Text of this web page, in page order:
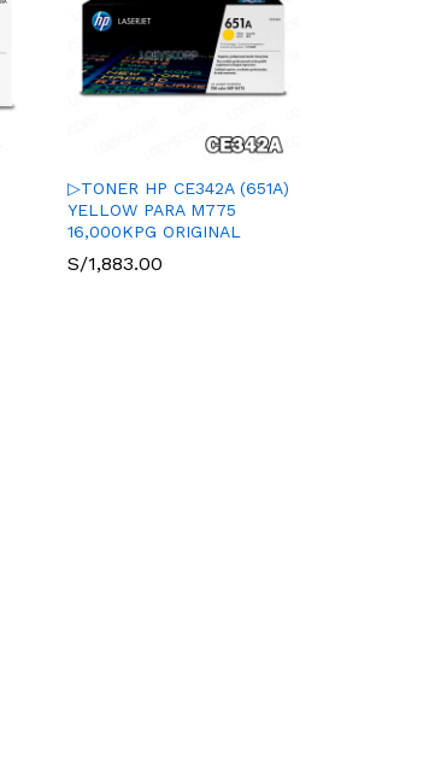
▷TONER HP CE342A (651A)
YELLOW PARA M775
16,000KPG ORIGINAL
S/1,883.00